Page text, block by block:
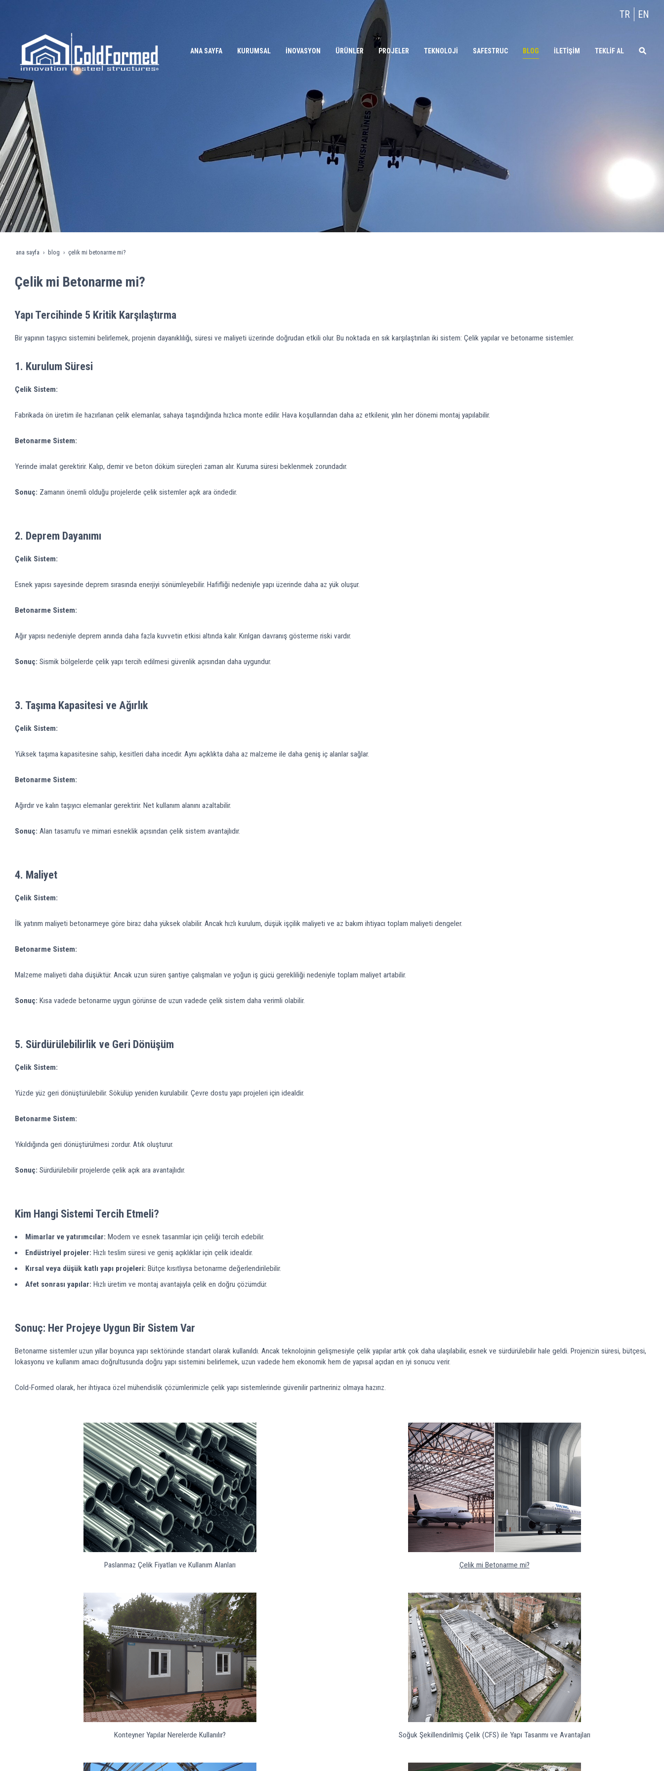
TR EN
ANA SAYFA KURUMSAL İNOVASYON ÜRÜNLER PROJELER TEKNOLOJİ SAFESTRUC BLOG İLETİŞİM TEKLİF AL
ana sayfa blog çelik mi betonarme mi?
Çelik mi Betonarme mi?
Yapı Tercihinde 5 Kritik Karşılaştırma
Bir yapının taşıyıcı sistemini belirlemek, projenin dayanıklılığı, süresi ve maliyeti üzerinde doğrudan etkili olur. Bu noktada en sık karşılaştırılan iki sistem: Çelik yapılar ve betonarme sistemler.
1. Kurulum Süresi
Çelik Sistem:
Fabrikada ön üretim ile hazırlanan çelik elemanlar, sahaya taşındığında hızlıca monte edilir. Hava koşullarından daha az etkilenir, yılın her dönemi montaj yapılabilir.
Betonarme Sistem:
Yerinde imalat gerektirir. Kalıp, demir ve beton döküm süreçleri zaman alır. Kuruma süresi beklenmek zorundadır.
Sonuç: Zamanın önemli olduğu projelerde çelik sistemler açık ara öndedir.
2. Deprem Dayanımı
Çelik Sistem:
Esnek yapısı sayesinde deprem sırasında enerjiyi sönümleyebilir. Hafifliği nedeniyle yapı üzerinde daha az yük oluşur.
Betonarme Sistem:
Ağır yapısı nedeniyle deprem anında daha fazla kuvvetin etkisi altında kalır. Kırılgan davranış gösterme riski vardır.
Sonuç: Sismik bölgelerde çelik yapı tercih edilmesi güvenlik açısından daha uygundur.
3. Taşıma Kapasitesi ve Ağırlık
Çelik Sistem:
Yüksek taşıma kapasitesine sahip, kesitleri daha incedir. Aynı açıklıkta daha az malzeme ile daha geniş iç alanlar sağlar.
Betonarme Sistem:
Ağırdır ve kalın taşıyıcı elemanlar gerektirir. Net kullanım alanını azaltabilir.
Sonuç: Alan tasarrufu ve mimari esneklik açısından çelik sistem avantajlıdır.
4. Maliyet
Çelik Sistem:
İlk yatırım maliyeti betonarmeye göre biraz daha yüksek olabilir. Ancak hızlı kurulum, düşük işçilik maliyeti ve az bakım ihtiyacı toplam maliyeti dengeler.
Betonarme Sistem:
Malzeme maliyeti daha düşüktür. Ancak uzun süren şantiye çalışmaları ve yoğun iş gücü gerekliliği nedeniyle toplam maliyet artabilir.
Sonuç: Kısa vadede betonarme uygun görünse de uzun vadede çelik sistem daha verimli olabilir.
5. Sürdürülebilirlik ve Geri Dönüşüm
Çelik Sistem:
Yüzde yüz geri dönüştürülebilir. Sökülüp yeniden kurulabilir. Çevre dostu yapı projeleri için idealdir.
Betonarme Sistem:
Yıkıldığında geri dönüştürülmesi zordur. Atık oluşturur.
Sonuç: Sürdürülebilir projelerde çelik açık ara avantajlıdır.
Kim Hangi Sistemi Tercih Etmeli?
Mimarlar ve yatırımcılar: Modern ve esnek tasarımlar için çeliği tercih edebilir.
Endüstriyel projeler: Hızlı teslim süresi ve geniş açıklıklar için çelik idealdir.
Kırsal veya düşük katlı yapı projeleri: Bütçe kısıtlıysa betonarme değerlendirilebilir.
Afet sonrası yapılar: Hızlı üretim ve montaj avantajıyla çelik en doğru çözümdür.
Sonuç: Her Projeye Uygun Bir Sistem Var
Betonarme sistemler uzun yıllar boyunca yapı sektöründe standart olarak kullanıldı. Ancak teknolojinin gelişmesiyle çelik yapılar artık çok daha ulaşılabilir, esnek ve sürdürülebilir hale geldi. Projenizin süresi, bütçesi,
lokasyonu ve kullanım amacı doğrultusunda doğru yapı sistemini belirlemek, uzun vadede hem ekonomik hem de yapısal açıdan en iyi sonucu verir.
Cold-Formed olarak, her ihtiyaca özel mühendislik çözümlerimizle çelik yapı sistemlerinde güvenilir partneriniz olmaya hazırız.
Paslanmaz Çelik Fiyatları ve Kullanım Alanları Çelik mi Betonarme mi?
Konteyner Yapılar Nerelerde Kullanılır? Soğuk Şekillendirilmiş Çelik (CFS) ile Yapı Tasarımı ve Avantajları